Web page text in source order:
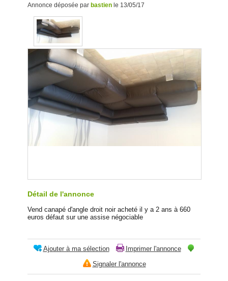
Annonce déposée par bastien le 13/05/17
Détail de l'annonce
Vend canapé d'angle droit noir acheté il y a 2 ans à 660
euros défaut sur une assise négociable
Ajouter à ma sélection
Imprimer l'annonce
Signaler l'annonce